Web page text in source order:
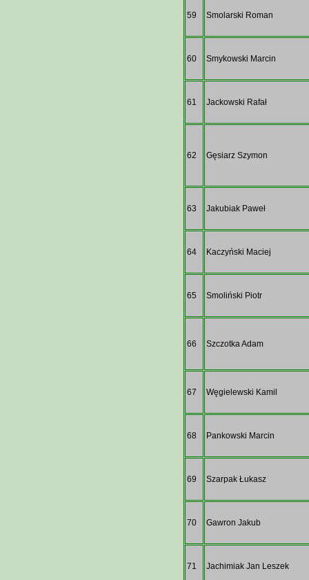
59 Smolarski Roman
60 Smykowski Marcin
61 Jackowski Rafał
62 Gęsiarz Szymon
63 Jakubiak Paweł
64 Kaczyński Maciej
65 Smoliński Piotr
66 Szczotka Adam
67 Węgielewski Kamil
68 Pankowski Marcin
69 Szarpak Łukasz
70 Gawron Jakub
71 Jachimiak Jan Leszek